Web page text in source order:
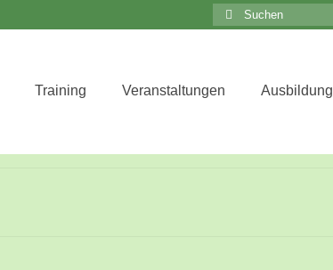
Suchen
nach:
Training Veranstaltungen Ausbildung
Close